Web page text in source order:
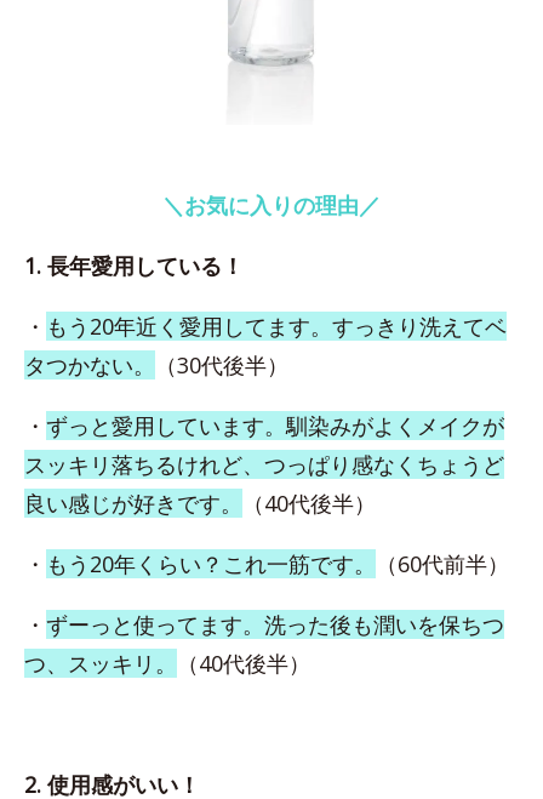
＼お気に入りの理由／
1. 長年愛用している！
・ もう20年近く愛用してます。すっきり洗えてベ
タつかない。
（30代後半）
・ ずっと愛用しています。馴染みがよくメイクが
スッキリ落ちるけれど、つっぱり感なくちょうど
良い感じが好きです。
（40代後半）
・ もう20年くらい？これ一筋です。 （60代前半）
・ ずーっと使ってます。洗った後も潤いを保ちつ
つ、スッキリ。
（40代後半）
2. 使用感がいい！